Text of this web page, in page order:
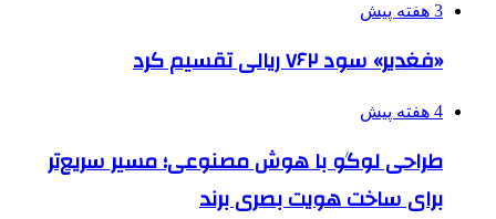
3 هفته پیش
«فغدیر» سود ۷۶۲ ریالی تقسیم کرد
4 هفته پیش
طراحی لوگو با هوش مصنوعی؛ مسیر سریع‌تر
برای ساخت هویت بصری برند